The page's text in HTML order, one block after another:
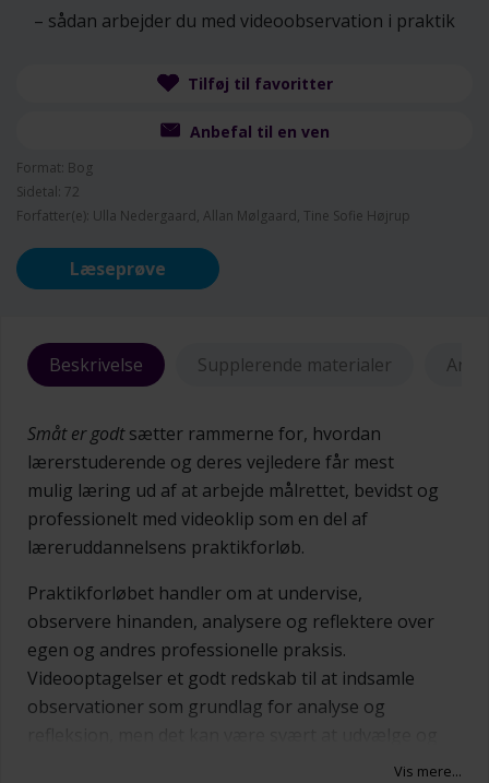
– sådan arbejder du med videoobservation i praktik
Tilføj til favoritter
Anbefal til en ven
Format: Bog
Sidetal: 72
Forfatter(e): Ulla Nedergaard, Allan Mølgaard, Tine Sofie Højrup
Læseprøve
Beskrivelse Supplerende materialer
Småt er godtsætter rammerne for, hvordan
lærerstuderende og deres vejledere får mest
mulig læring ud af at arbejde målrettet, bevidst og
professionelt med videoklip som en del af
læreruddannelsens praktikforløb.
Praktikforløbet handler om at undervise,
observere hinanden, analysere og reflektere over
egen og andres professionelle praksis.
Videooptagelser et godt redskab til at indsamle
observationer som grundlag for analyse og
Vis mere...